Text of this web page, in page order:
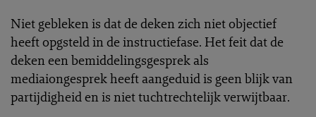
Niet gebleken is dat de deken zich niet objectief
heeft opgsteld in de instructiefase. Het feit dat de
deken een bemiddelingsgesprek als
mediaiongesprek heeft aangeduid is geen blijk van
partijdigheid en is niet tuchtrechtelijk verwijtbaar.